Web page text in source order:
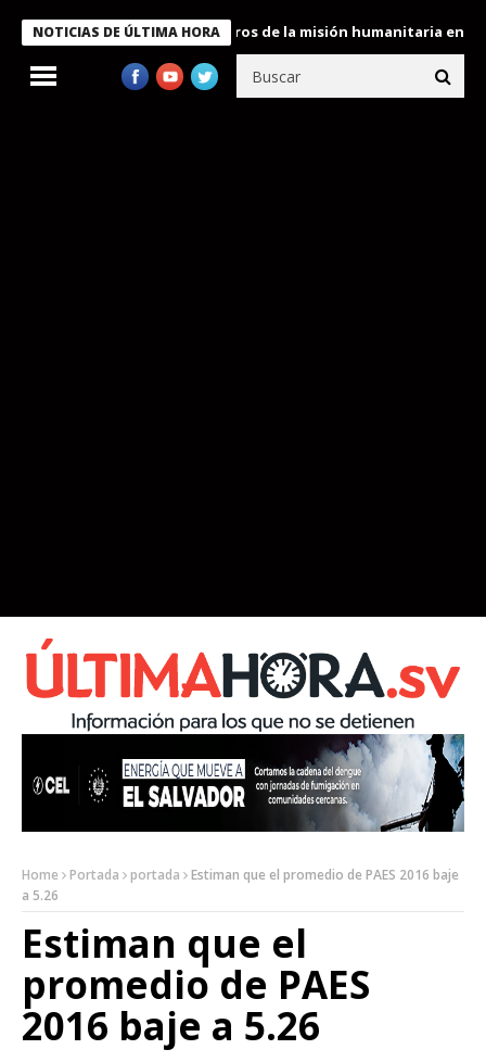
NOTICIAS DE ÚLTIMA HORA
condecora a miembros de la misión humanitaria enviada a
Home Portada portada
Estiman que el promedio de PAES 2016 baje
a 5.26
Estiman que el
promedio de PAES
2016 baje a 5.26